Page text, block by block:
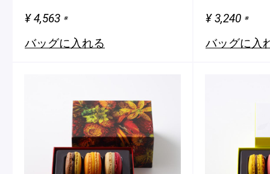
¥ 4,563 ※
バッグに入れる
¥ 3,240 ※
バッグに入